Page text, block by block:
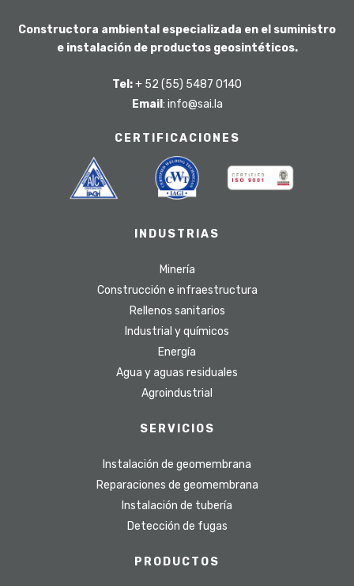
Constructora ambiental especializada en el suministro
e instalación de productos geosintéticos.
Tel:+ 52 (55) 5487 0140
Email : info@sai.la
CERTIFICACIONES
INDUSTRIAS
Minería
Construcción e infraestructura
Rellenos sanitarios
Industrial y químicos
Energía
Agua y aguas residuales
Agroindustrial
SERVICIOS
Instalación de geomembrana
Reparaciones de geomembrana
Instalación de tubería
Detección de fugas
PRODUCTOS